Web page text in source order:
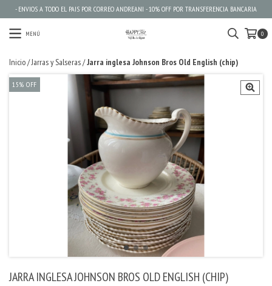
- ENVIOS A TODO EL PAIS POR CORREO ANDREANI - 10% OFF POR TRANSFERENCIA BANCARIA
MENÚ 0
Inicio/Jarras y Salseras/Jarra inglesa Johnson Bros Old English (chip)
15% OFF
JARRA INGLESA JOHNSON BROS OLD ENGLISH (CHIP)